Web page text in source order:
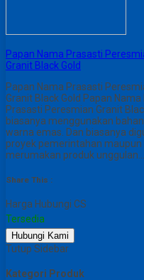
Papan Nama Prasasti
Granit Black Gold
Papan Nama Prasasti
Granit Black Gold Papan
Prasasti Peresmian Granit
biasanya menggunakan
warna emas. Dan biasanya
proyek pemerintahan
merumakan produk unggulan…
Share This :
Harga Hubungi CS
Tersedia
Hubungi Kami
Tutup Sidebar
Kategori Produk